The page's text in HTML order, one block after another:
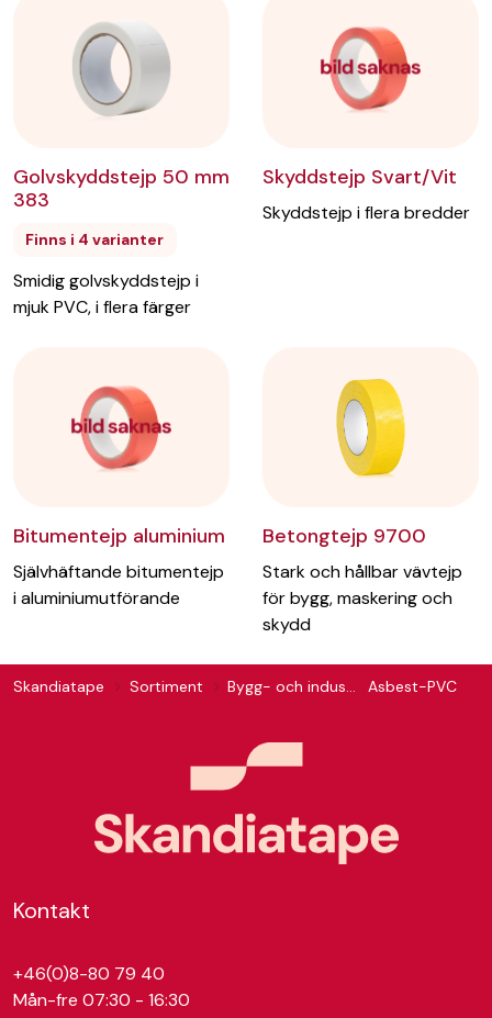
Golvskyddstejp 50 mm
383
Finns i 4 varianter
Smidig golvskyddstejp i
mjuk PVC, i flera färger
Skyddstejp Svart/Vit
Skyddstejp i flera bredder
Bitumentejp aluminium
Självhäftande bitumentejp
i aluminiumutförande
Betongtejp 9700
Stark och hållbar vävtejp
för bygg, maskering och
skydd
Skandiatape Sortiment Bygg- och industritejp Asbest-PVC
Kontakt
+46(0)8-80 79 40
Mån-fre 07:30 - 16:30